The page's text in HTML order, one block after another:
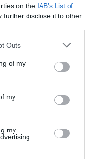
on the IAB’s List of
further disclose it to other
Outs
of my
my
my